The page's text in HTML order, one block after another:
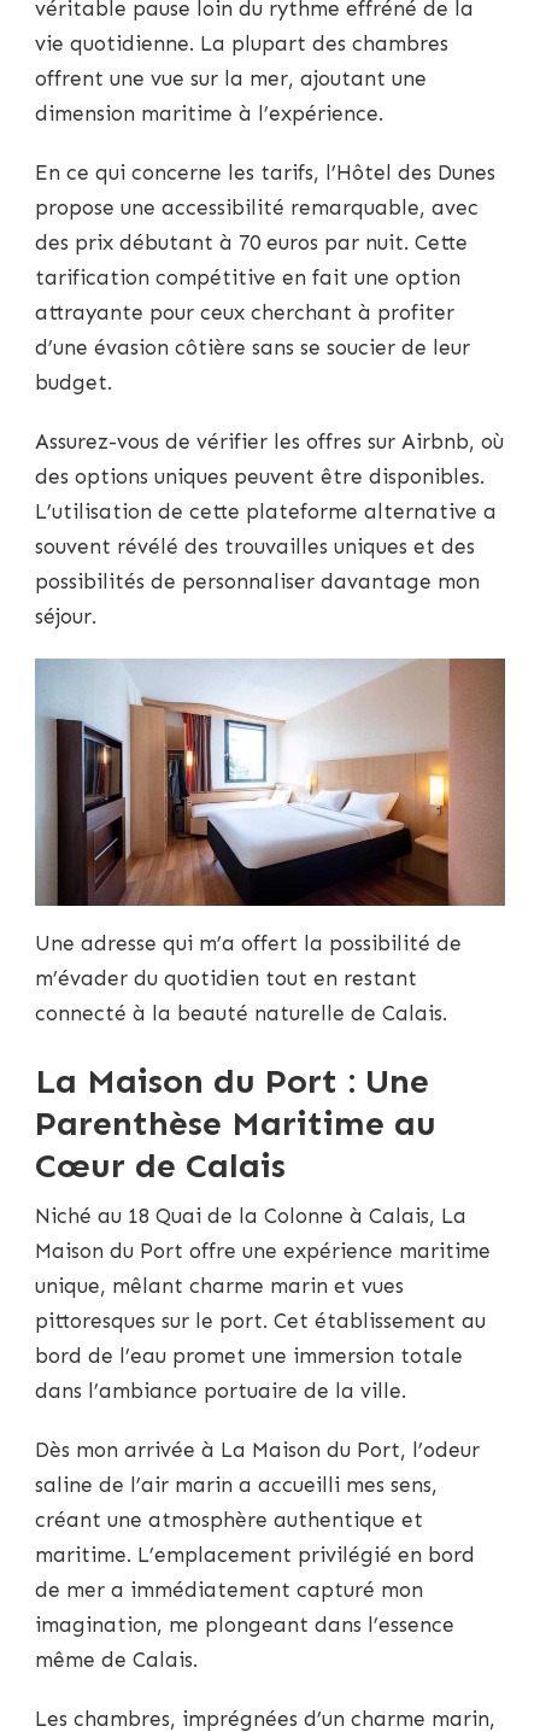
véritable pause loin du rythme effréné de la
vie quotidienne. La plupart des chambres
offrent une vue sur la mer, ajoutant une
dimension maritime à l’expérience.
En ce qui concerne les tarifs, l’Hôtel des Dunes
propose une accessibilité remarquable, avec
des prix débutant à 70 euros par nuit. Cette
tarification compétitive en fait une option
attrayante pour ceux cherchant à profiter
d’une évasion côtière sans se soucier de leur
budget.
Assurez-vous de vérifier les offres sur Airbnb, où
des options uniques peuvent être disponibles.
L’utilisation de cette plateforme alternative a
souvent révélé des trouvailles uniques et des
possibilités de personnaliser davantage mon
séjour.
Une adresse qui m’a offert la possibilité de
m’évader du quotidien tout en restant
connecté à la beauté naturelle de Calais.
La Maison du Port : Une
Parenthèse Maritime au
Cœur de Calais
Niché au 18 Quai de la Colonne à Calais, La
Maison du Port offre une expérience maritime
unique, mêlant charme marin et vues
pittoresques sur le port. Cet établissement au
bord de l’eau promet une immersion totale
dans l’ambiance portuaire de la ville.
Dès mon arrivée à La Maison du Port, l’odeur
saline de l’air marin a accueilli mes sens,
créant une atmosphère authentique et
maritime. L’emplacement privilégié en bord
de mer a immédiatement capturé mon
imagination, me plongeant dans l’essence
même de Calais.
Les chambres, imprégnées d’un charme marin,